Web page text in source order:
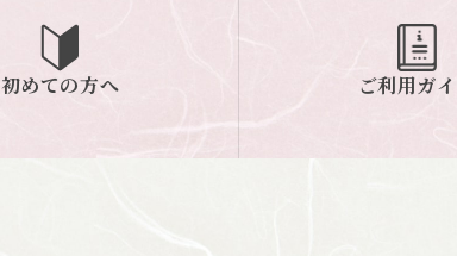
初めての方へ ご利用ガ